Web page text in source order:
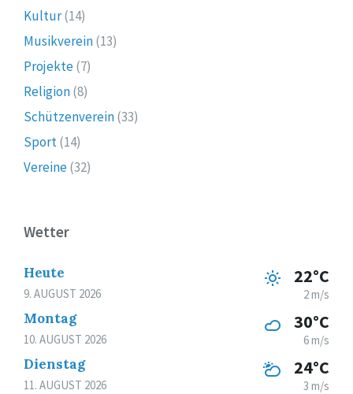
Kultur(14)
Musikverein(13)
Projekte(7)
Religion(8)
Schützenverein(33)
Sport(14)
Vereine(32)
Wetter
Heute
9. AUGUST 2026
22°C
2 m/s
Montag
10. AUGUST 2026
30°C
6 m/s
Dienstag
11. AUGUST 2026
24°C
3 m/s